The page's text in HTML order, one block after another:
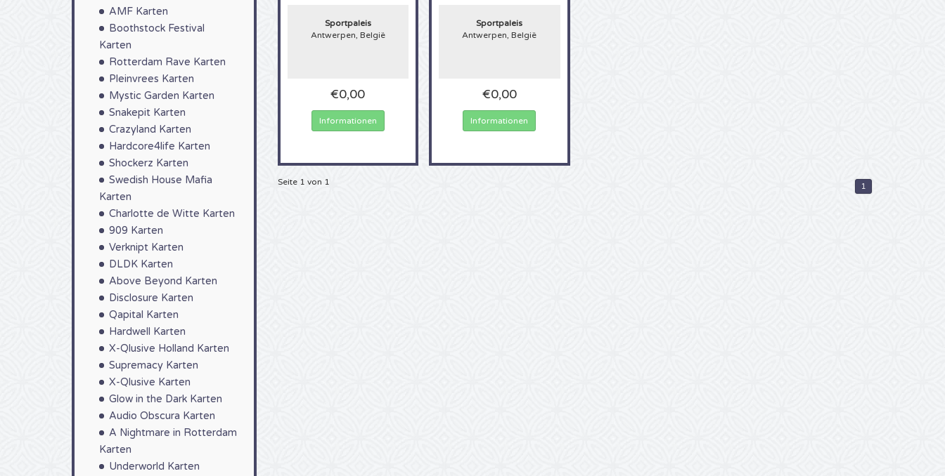
AMF Karten
Boothstock Festival
Karten
Rotterdam Rave Karten
Pleinvrees Karten
Mystic Garden Karten
Snakepit Karten
Crazyland Karten
Hardcore4life Karten
Shockerz Karten
Swedish House Mafia
Karten
Charlotte de Witte Karten
909 Karten
Verknipt Karten
DLDK Karten
Above Beyond Karten
Disclosure Karten
Qapital Karten
Hardwell Karten
X-Qlusive Holland Karten
Supremacy Karten
X-Qlusive Karten
Glow in the Dark Karten
Audio Obscura Karten
A Nightmare in Rotterdam
Karten
Underworld Karten
Sie jetzt schnell zugreifen, es ist wieder eine Dimitri Vegas und Like Mike Tour geplant. Ob es nun eine
nostalgische Erinnerung an Ihre Jugend ist, oder den aktuellen Hype:
uns bestellen Sie bequem online, und können sich sicher sein, dass sie 100% echte Karten erhalten.
Kaufen Sie daher Ihre Dimitri Vegas und Like Mike Karten jetzt bei 4Alltickets!
Sportpaleis
Antwerpen, België
€0,00
Informationen
Sportpaleis
Antwerpen, België
€0,00
Informationen
Seite 1 von 1 1